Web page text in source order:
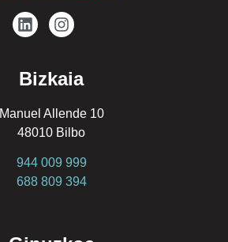
Bizkaia
Manuel Allende 10
48010 Bilbo
944 009 999
688 809 394